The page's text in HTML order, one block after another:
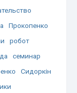
Прокопенко
робот
семинар
Сидоркін